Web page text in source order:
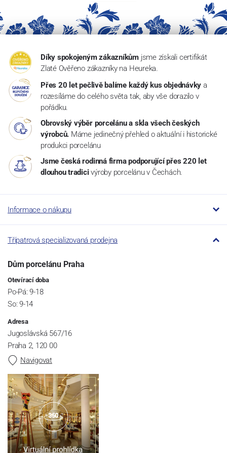
Díky spokojeným zákazníkům jsme získali certifikát
Zlaté Ověřeno zákazníky na Heureka.
Přes 20 let pečlivě balíme každý kus objednávky a
rozesíláme do celého světa tak, aby vše dorazilo v
pořádku.
Obrovský výběr porcelánu a skla všech českých
výrobců. Máme jedinečný přehled o aktuální i historické
produkci porcelánu
Jsme česká rodinná firma podporující přes 220 let
dlouhou tradici výroby porcelánu v Čechách.
Informace o nákupu
Třípatrová specializovaná prodejna
Dům porcelánu Praha
Otevírací doba
Po-Pá: 9-18
So: 9-14
Adresa
Jugoslávská 567/16
Praha 2, 120 00
Navigovat